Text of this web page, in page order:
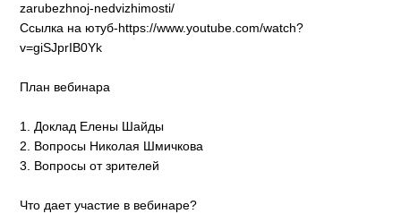
zarubezhnoj-nedvizhimosti/
Ссылка на ютуб-https://www.youtube.com/watch?
v=giSJprIB0Yk
План вебинара
1. Доклад Елены Шайды
2. Вопросы Николая Шмичкова
3. Вопросы от зрителей
Что дает участие в вебинаре?